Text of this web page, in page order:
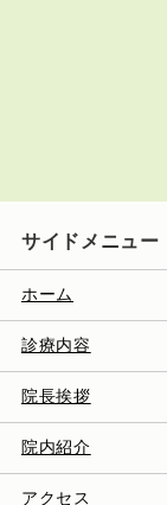
サイドメニュー
ホーム
診療内容
院長挨拶
院内紹介
アクセス